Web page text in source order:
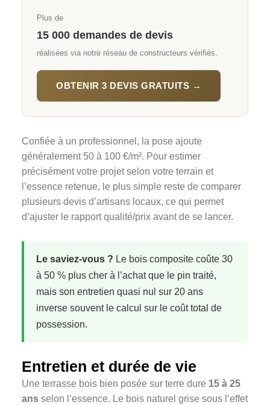
Plus de
15 000 demandes de devis
réalisées via notre réseau de constructeurs vérifiés.
OBTENIR 3 DEVIS GRATUITS →
Confiée à un professionnel, la pose ajoute
généralement 50 à 100 €/m². Pour estimer
précisément votre projet selon votre terrain et
l’essence retenue, le plus simple reste de comparer
plusieurs devis d’artisans locaux, ce qui permet
d’ajuster le rapport qualité/prix avant de se lancer.
Le saviez-vous ? Le bois composite coûte 30
à 50 % plus cher à l’achat que le pin traité,
mais son entretien quasi nul sur 20 ans
inverse souvent le calcul sur le coût total de
possession.
Entretien et durée de vie
Une terrasse bois bien posée sur terre dure 15 à 25
ans selon l’essence. Le bois naturel grise sous l’effet